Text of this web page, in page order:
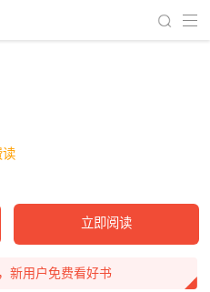
读
立即阅读
新用户免费看好书